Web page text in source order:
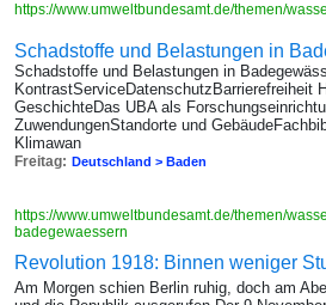
https://www.umweltbundesamt.de/themen/
Schadstoffe und Belastungen in
Schadstoffe und Belastungen in
KontrastServiceDatenschutzBarrierefreiheit
GeschichteDas UBA als
ZuwendungenStandorte und
Klimawan
Freitag: Deutschland > Baden
https://www.umweltbundesamt.de/themen/
badegewaessern
Revolution 1918: Binnen weniger
Am Morgen schien Berlin ruhig, doch am